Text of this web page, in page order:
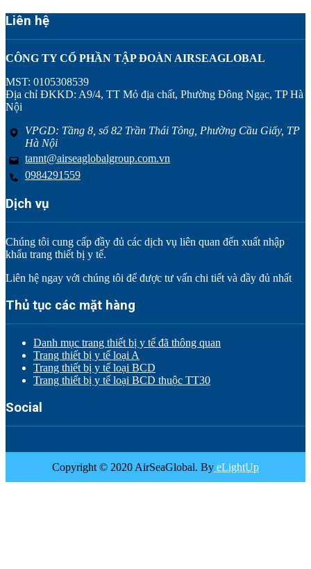
Liên hệ
CÔNG TY CỔ PHẦN TẬP ĐOÀN AIRSEAGLOBAL
MST: 0105308539
Địa chỉ ĐKKD: A9/4, TT Mỏ địa chất, Phường Đông Ngạc, TP Hà
Nội
VPGD: Tầng 8, số 82 Trần Thái Tông, Phường Cầu Giấy, TP
Hà Nội
tannt@airseaglobalgroup.com.vn
0984291559
Dịch vụ
Chúng tôi cung cấp đầy đủ các dịch vụ liên quan đến xuất nhập
khẩu trang thiết bị y tế.
Liên hệ ngay với chúng tôi để được tư vấn chi tiết và đầy đủ nhất
Thủ tục các mặt hàng
Danh mục trang thiết bị y tế đã thông quan
Trang thiết bị y tế loại A
Trang thiết bị y tế loại BCD
Trang thiết bị y tế loại BCD thuộc TT30
Social
Copyright © 2020 AirSeaGlobal. By eLightUp